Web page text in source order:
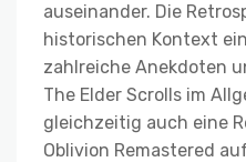
auseinander. Die
historischen Kontext
zahlreiche Anekdoten
The Elder Scrolls im
gleichzeitig auch eine
Oblivion Remastered